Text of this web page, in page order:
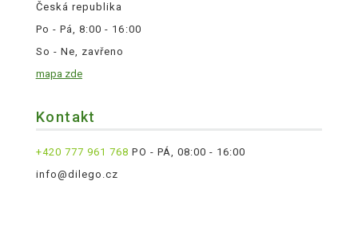
Česká republika
Po - Pá, 8:00 - 16:00
So - Ne, zavřeno
mapa zde
Kontakt
+420 777 961 768 PO - PÁ, 08:00 - 16:00
info@dilego.cz